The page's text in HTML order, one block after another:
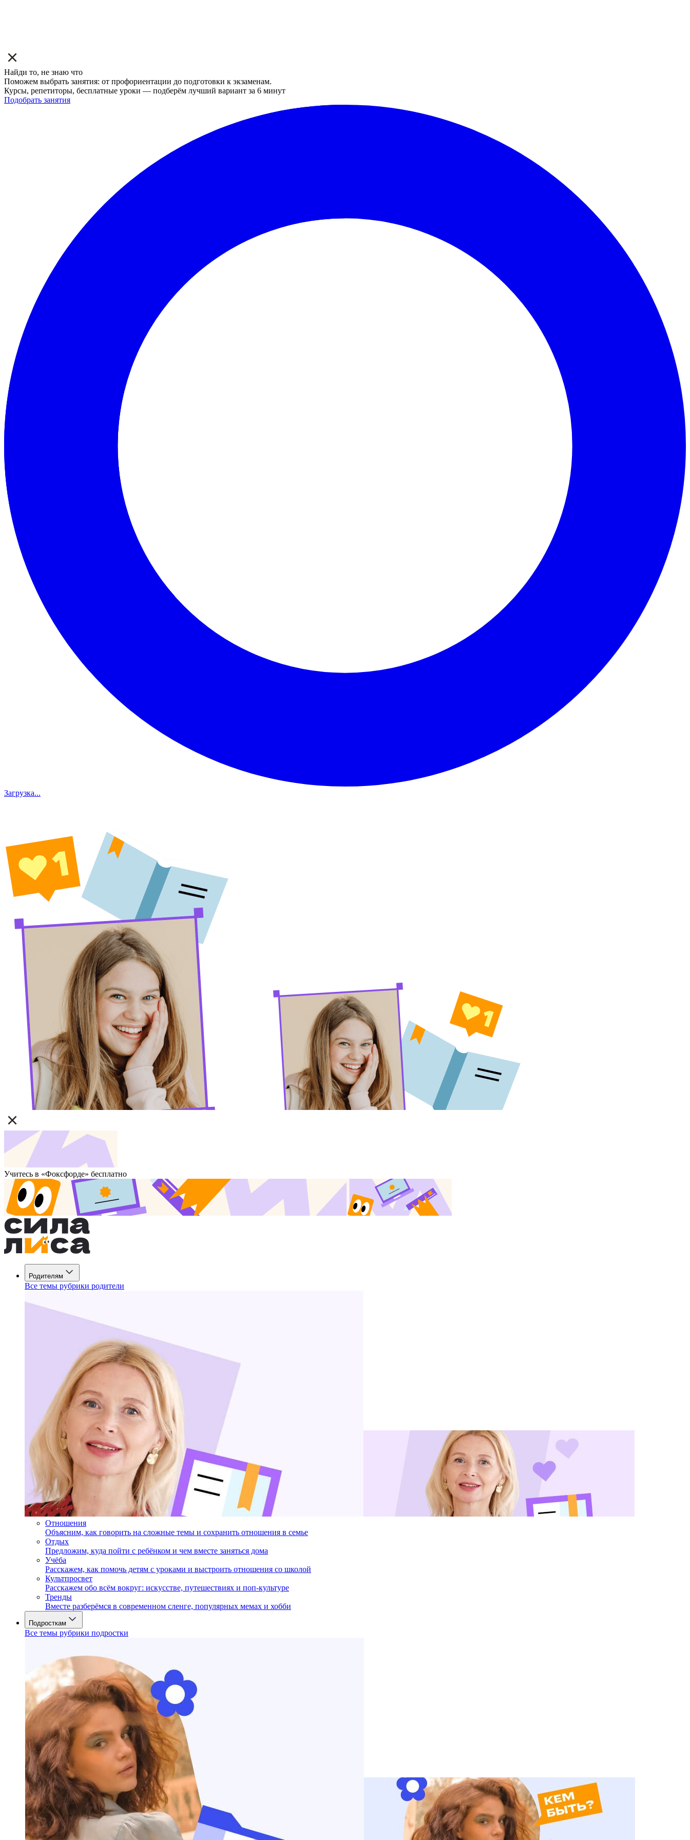
Найди то, не знаю что
Поможем выбрать занятия: от профориентации до подготовки к экзаменам.
Курсы, репетиторы, бесплатные уроки — подберём лучший вариант за 6 минут
Подобрать занятия
Загрузка...
Учитесь в «Фоксфорде» бесплатно
Родителям
Все темы рубрики родители
Отношения
Объясним, как говорить на сложные темы и сохранить отношения в семье
Отдых
Предложим, куда пойти с ребёнком и чем вместе заняться дома
Учёба
Расскажем, как помочь детям с уроками и выстроить отношения со школой
Культпросвет
Расскажем обо всём вокруг: искусстве, путешествиях и поп-культуре
Тренды
Вместе разберёмся в современном сленге, популярных мемах и хобби
Подросткам
Все темы рубрики подростки